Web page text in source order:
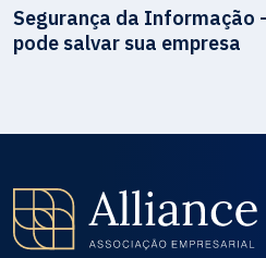
Segurança da Informação
pode salvar sua empresa